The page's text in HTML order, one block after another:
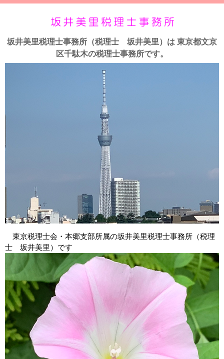
坂井美里税理士事務所（税理士 坂井美里）は 東京都文京
区千駄木の税理士事務所です。
東京税理士会・本郷支部所属の坂井美里税理士事務所（税理
士 坂井美里 ）です